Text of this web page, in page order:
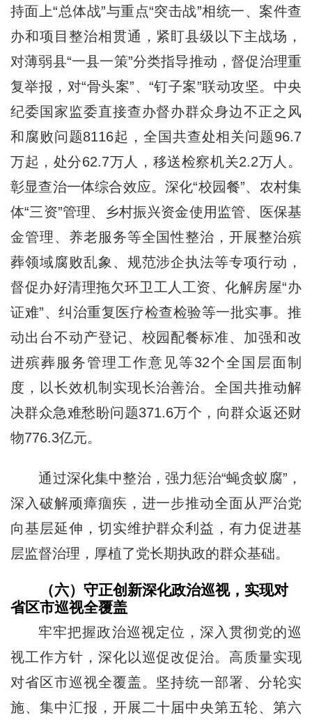
持面上“总体战”与重点“突击战”相统一、案件查
办和项目整治相贯通，紧盯县级以下主战场，
对薄弱县“一县一策”分类指导推动，督促治理重
复举报，对“骨头案”、“钉子案”联动攻坚。中央
纪委国家监委直接查办督办群众身边不正之风
和腐败问题8116起，全国共查处相关问题96.7
万起，处分62.7万人，移送检察机关2.2万人。
彰显查治一体综合效应。深化“校园餐”、农村集
体“三资”管理、乡村振兴资金使用监管、医保基
金管理、养老服务等全国性整治，开展整治殡
葬领域腐败乱象、规范涉企执法等专项行动，
督促办好清理拖欠环卫工人工资、化解房屋“办
证难”、纠治重复医疗检查检验等一批实事。推
动出台不动产登记、校园配餐标准、加强和改
进殡葬服务管理工作意见等32个全国层面制
度，以长效机制实现长治善治。全国共推动解
决群众急难愁盼问题371.6万个，向群众返还财
物776.3亿元。
通过深化集中整治，强力惩治“蝇贪蚁腐”，
深入破解顽瘴痼疾，进一步推动全面从严治党
向基层延伸，切实维护群众利益，有力促进基
层监督治理，厚植了党长期执政的群众基础。
（六）守正创新深化政治巡视，实现对
省区市巡视全覆盖
牢牢把握政治巡视定位，深入贯彻党的巡
视工作方针，深化以巡促改促治。高质量实现
对省区市巡视全覆盖。坚持统一部署、分轮实
施、集中汇报，开展二十届中央第五轮、第六